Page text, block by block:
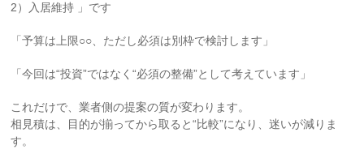
2）入居維持 」です
「予算は上限○○、ただし必須は別枠で検討します」
「今回は“投資”ではなく“必須の整備”として考えています」
これだけで、業者側の提案の質が変わります。
相見積は、目的が揃ってから取ると“比較”になり、迷いが減りま
す。